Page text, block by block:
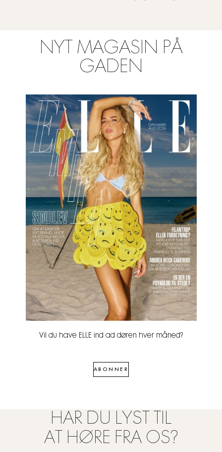
NYT MAGASIN PÅ
GADEN
Vil du have ELLE ind ad døren hver måned?
ABONNER
HAR DU LYST TIL
AT HØRE FRA OS?